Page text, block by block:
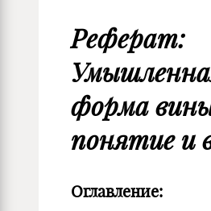
Реферат:
форма
понятие и
Оглавление: